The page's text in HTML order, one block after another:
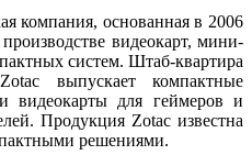
компания, основанная в 2006
видеокарт, мини-
систем. Штаб-квартира
выпускает компактные
видеокарты для геймеров и
Продукция Zotac известна
решениями.